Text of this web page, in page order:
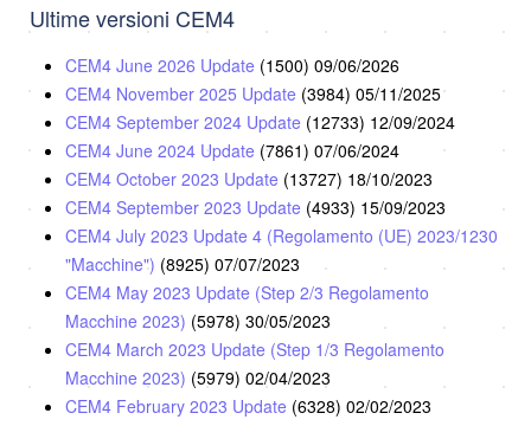
Ultime versioni CEM4
CEM4 June 2026 Update (1500) 09/06/2026
CEM4 November 2025 Update (3984) 05/11/2025
CEM4 September 2024 Update (12733) 12/09/2024
CEM4 June 2024 Update (7861) 07/06/2024
CEM4 October 2023 Update (13727) 18/10/2023
CEM4 September 2023 Update (4933) 15/09/2023
CEM4 July 2023 Update 4 (Regolamento (UE) 2023/1230
"Macchine") (8925) 07/07/2023
CEM4 May 2023 Update (Step 2/3 Regolamento
Macchine 2023) (5978) 30/05/2023
CEM4 March 2023 Update (Step 1/3 Regolamento
Macchine 2023) (5979) 02/04/2023
CEM4 February 2023 Update (6328) 02/02/2023